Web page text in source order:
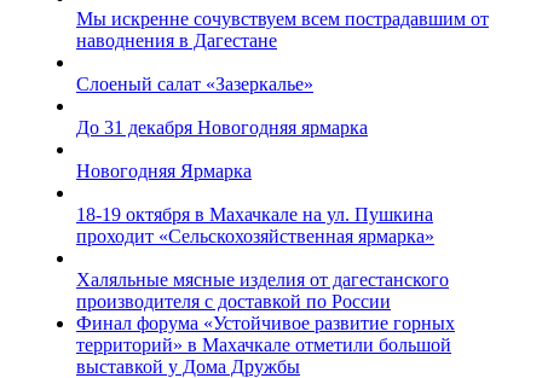
Мы искренне сочувствуем всем пострадавшим от
наводнения в Дагестане
Слоеный салат «Зазеркалье»
До 31 декабря Новогодняя ярмарка
Новогодняя Ярмарка
18-19 октября в Махачкале на ул. Пушкина
проходит «Сельскохозяйственная ярмарка»
Халяльные мясные изделия от дагестанского
производителя с доставкой по России
Финал форума «Устойчивое развитие горных
территорий» в Махачкале отметили большой
выставкой у Дома Дружбы